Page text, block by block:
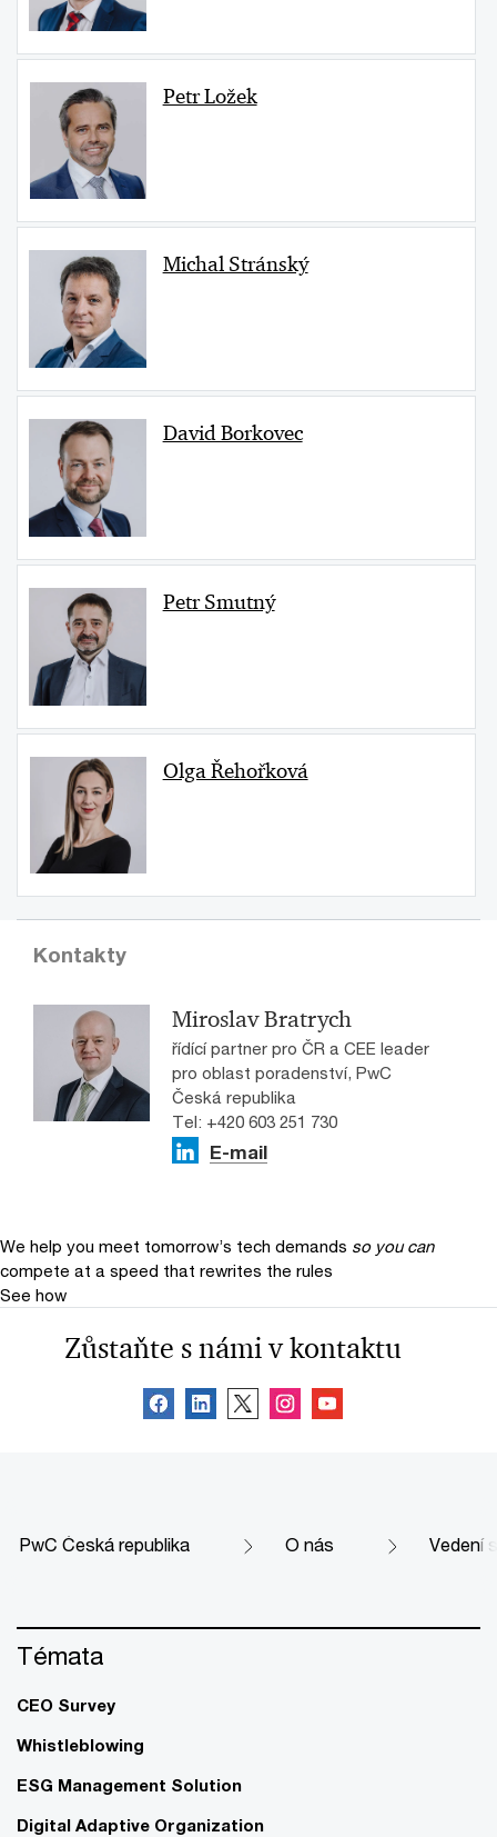
Petr Ložek
Michal Stránský
David Borkovec
Petr Smutný
Olga Řehořková
Kontakty
Miroslav Bratrych
řídící partner pro ČR a CEE leader
pro oblast poradenství, PwC
Česká republika
Tel: +420 603 251 730
E-mail
We help you meet tomorrow’s tech demands so you can
compete at a speed that rewrites the rules
See how
Zůstaňte s námi v kontaktu
PwC Česká republika O nás Vedení
Témata
CEO Survey
Whistleblowing
ESG Management Solution
Digital Adaptive Organization